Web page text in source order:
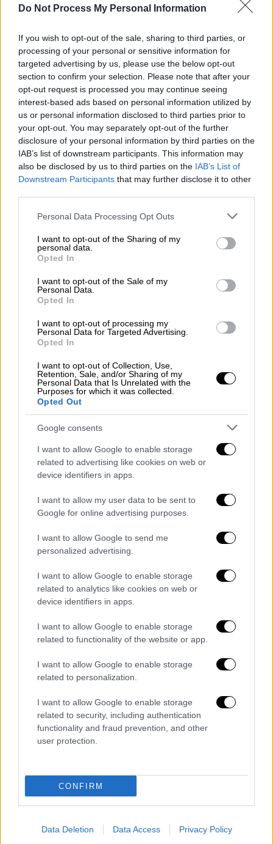
Do Not Process My Personal Information
If you wish to opt-out of the sale, sharing to third parties, or
processing of your personal or sensitive information for
targeted advertising by us, please use the below opt-out
section to confirm your selection. Please note that after your
opt-out request is processed you may continue seeing
interest-based ads based on personal information utilized by
us or personal information disclosed to third parties prior to
your opt-out. You may separately opt-out of the further
disclosure of your personal information by third parties on the
IAB’s list of downstream participants. This information may
also be disclosed by us to third parties on the IAB’s List of
Downstream Participants that may further disclose it to other
Please note that this website/app uses one or more Google
not limited to your visit or usage behaviour. You may click to
grant or deny consent to Google and its third-party tags to
use your data for below specified purposes in below Google
consent section.
Personal Data Processing Opt Outs
I want to opt-out of the Sharing of my
personal data.
Opted In
I want to opt-out of the Sale of my
Personal Data.
Opted In
I want to opt-out of processing my
Personal Data for Targeted Advertising.
Opted In
I want to opt-out of Collection, Use,
Retention, Sale, and/or Sharing of my
Personal Data that Is Unrelated with the
Purposes for which it was collected.
Opted Out
Google consents
I want to allow Google to enable storage
related to advertising like cookies on web or
device identifiers in apps.
I want to allow my user data to be sent to
Google for online advertising purposes.
I want to allow Google to send me
personalized advertising.
I want to allow Google to enable storage
related to analytics like cookies on web or
device identifiers in apps.
I want to allow Google to enable storage
related to functionality of the website or app.
I want to allow Google to enable storage
related to personalization.
I want to allow Google to enable storage
related to security, including authentication
functionality and fraud prevention, and other
user protection.
CONFIRM
Data Deletion Data Access Privacy Policy
Viral|27.03.2026 23:05
Miss Grand Thailand 2026: Η αμήχανη
στιγμή που πέφτουν τα ψεύτικα
δόντια υποψήφιας και η αντίδρασή
της
Ο Ντόιλ βρισκόταν στον αέρα για το pre-
game όταν κάλεσε τον έτερο παρουσιαστή
Λίαμ ΜακΝτέβιτ, να σουτάρει την ώρα που
κοντά στο τέρμα, οι παίκτες της Λέστερ
έκαναν την προθέρμανσή τους.
Ο ΜακΝτέβιτ αστόχησε, η μπάλα έσκασε
δίπλα στους αθλητές και προς το μέρος
τους άρχισε να κινείται ελαφρώς αγριεμένος
ο προπονητής της ομάδας, Τζεφ Πάρλινγκ
Ντόιλ όχι μόνο δεν είχε αντιληφθεί τις
απειλητικές διαθέσεις του, αλλά είχε όρεξη
τον έπαιρνες στην ομάδα σου»,
αναφερόμενος στον συνάδελφό του.
This lads first day on TNT rugby…
Big Geoff Parling wasn’t impressed…
Don’t mess with the warm up…
pic.twitter.com/89sFyaCBDa
— Enge Gray (@Enge21)
March 28,
Ήταν τότε που εισέπραξε ένα σπρώξιμο και
ένα γεμάτο «άντε γ@&#σου» και μπήκε λίγο
απότομα στη θέση του.
Μετά το τέλος του ματς και με δεδομένο
ότι η ομάδα του επικράτησε, ο Πάρλινγκ είπε
ότι ο παρουσιαστής του ζήτησε συγγνώμη
γιατί έκανε κάτι για το οποίο δεν είχε
ζητήσει άδεια από κανέναν στην ομάδα και
το γήπεδο.
Τα σχολιά σας δημοσιεύονται άμεσα με δική σας ευθύνη. Το
ΕΘΝΟΣ θα παρεμβαίνει και τα προσβλητικά σχόλια θα
διαγράφονται